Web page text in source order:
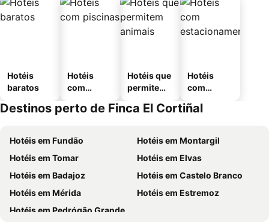
Hotéis
baratos
Hotéis
com
Hotéis que
permitem
Hotéis
com
mento
Destinos perto de Finca El Cortiñal
Hotéis em Fundão
Hotéis em Montargil
Hotéis em Tomar
Hotéis em Elvas
Hotéis em Badajoz
Hotéis em Castelo Branco
Hotéis em Mérida
Hotéis em Estremoz
Hotéis em Pedrógão Grande